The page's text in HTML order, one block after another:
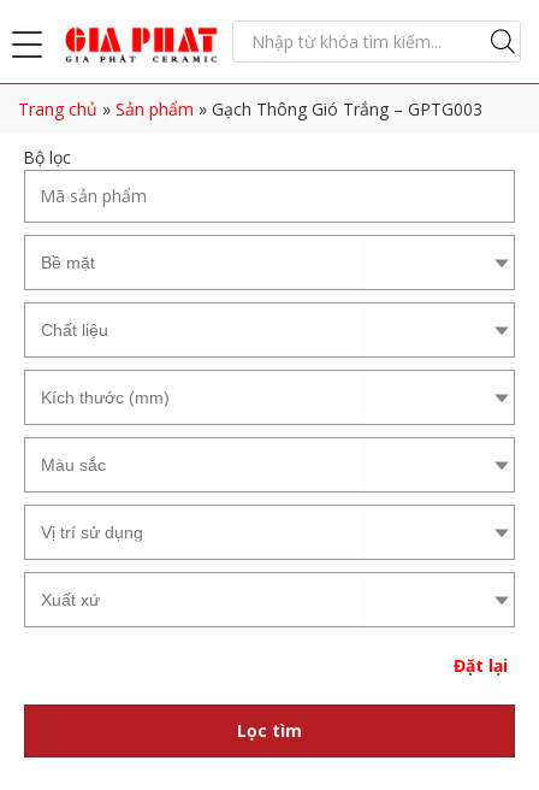
Trang chủ » Sản phẩm » Gạch Thông Gió Trắng – GPTG003
Bộ lọc
Đặt lại
Lọc tìm